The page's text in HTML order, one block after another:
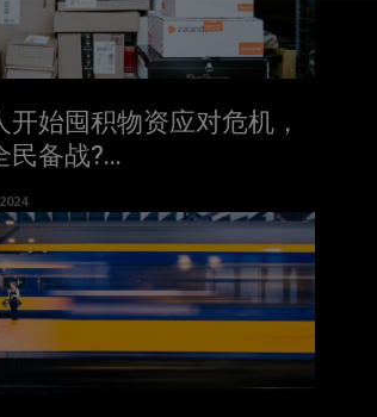
始囤积物资应对危机，
备战?...